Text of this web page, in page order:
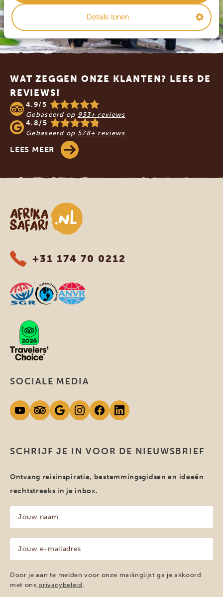
Details tonen
Footer
WAT ZEGGEN ONZE KLANTEN? LEES DE
REVIEWS!
4.9/5
Gebaseerd op 933+ reviews
4.8/5
Gebaseerd op 578+ reviews
LEES MEER
Afrika safari
+31 174 70 0212
SCHRIJF JE IN VOOR DE NIEUWSBRIEF
Ontvang reisinspiratie, bestemmingsgidsen en ideeën
rechtstreeks in je inbox.
naam
(Vereist)
mailadres
(Vereist)
Door je aan te melden voor onze mailinglijst ga je akkoord
met ons privacybeleid
SOCIALE MEDIA